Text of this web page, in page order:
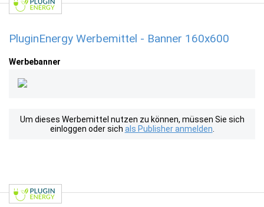
PluginEnergy Werbemittel - Banner 160x600
Werbebanner
Um dieses Werbemittel nutzen zu können, müssen Sie sich
einloggen oder sich als Publisher anmelden